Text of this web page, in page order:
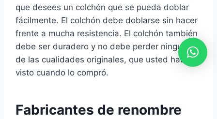
que desees un colchón que se pueda doblar
fácilmente. El colchón debe doblarse sin hacer
frente a mucha resistencia. El colchón también
debe ser duradero y no debe perder ninguna
de las cualidades originales, que usted habría
visto cuando lo compró.
Fabricantes de renombre